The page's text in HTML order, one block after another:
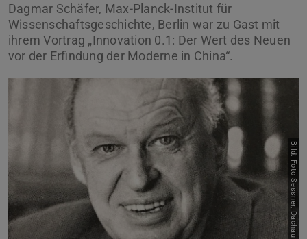
Dagmar Schäfer, Max-Planck-Institut für
Wissenschaftsgeschichte, Berlin war zu Gast mit
ihrem Vortrag „Innovation 0.1: Der Wert des Neuen
vor der Erfindung der Moderne in China“.
Bild: Foto Sessner, Dachau